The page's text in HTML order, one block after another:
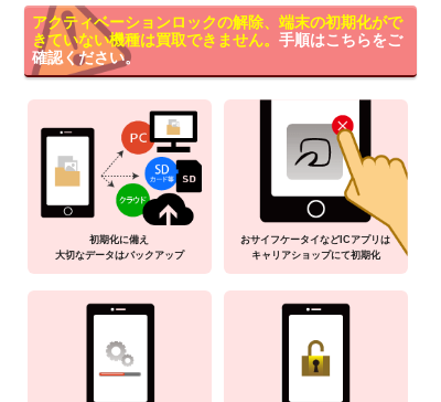
アクティベーションロックの解除、端末の初期化がで
きていない機種は買取できません。 手順はこちらをご
確認ください。
初期化に備え
大切なデータはバックアップ
おサイフケータイなどICアプリは
キャリアショップにて初期化